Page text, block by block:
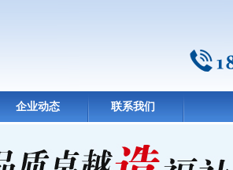
企业动态 联系我们